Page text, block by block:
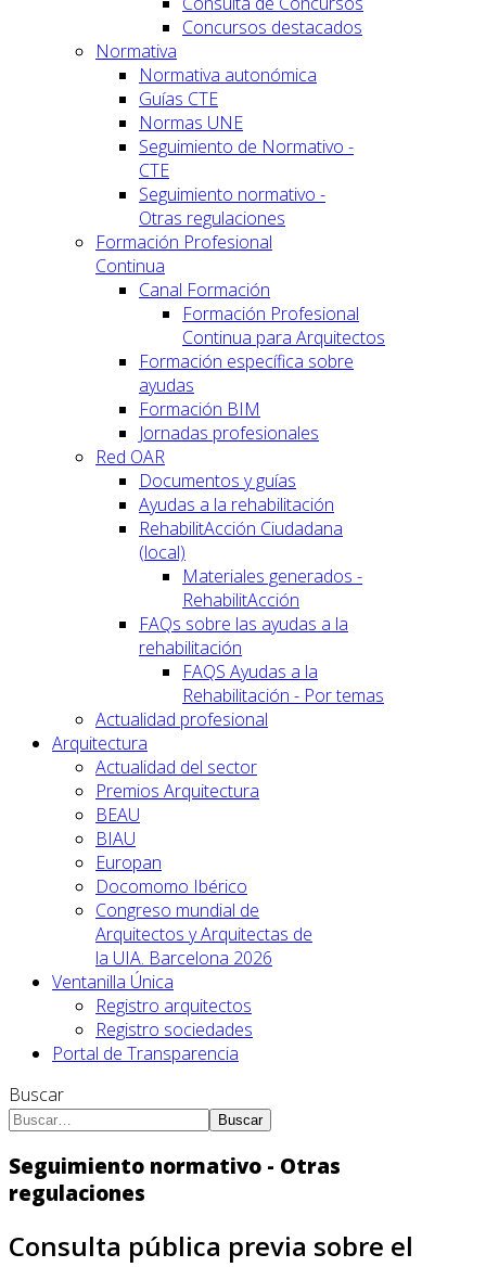
Concursos destacados
Normativa
Normativa autonómica
Guías CTE
Normas UNE
Seguimiento de Normativo -
CTE
Seguimiento normativo -
Otras regulaciones
Formación Profesional
Continua
Canal Formación
Formación Profesional
Continua para Arquitectos
Formación específica sobre
ayudas
Formación BIM
Jornadas profesionales
Red OAR
Documentos y guías
Ayudas a la rehabilitación
RehabilitAcción Ciudadana
(local)
Materiales generados -
RehabilitAcción
FAQs sobre las ayudas a la
rehabilitación
FAQS Ayudas a la
Rehabilitación - Por temas
Actualidad profesional
Arquitectura
Actualidad del sector
Premios Arquitectura
BEAU
BIAU
Europan
Docomomo Ibérico
Congreso mundial de
Arquitectos y Arquitectas de
la UIA. Barcelona 2026
Ventanilla Única
Registro arquitectos
Registro sociedades
Portal de Transparencia
Buscar
Buscar
Seguimiento normativo - Otras
regulaciones
Consulta pública previa sobre el